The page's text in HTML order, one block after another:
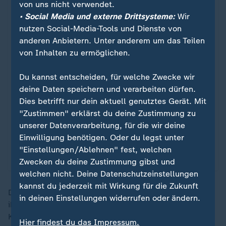
externe Server von Datawrapper übertragen.
Über den Datenschutz von Datawrapper
können Sie sich auf der Seite des Anbieters
informieren. Um Ihre künftigen Besuche zu
erleichtern, speichern wir Ihre Zustimmung in
Zustimmung können Sie im Bereich „Meine
News“ jederzeit widerrufen.
Infografiken anzeigen
Datenschutzeinstellungen anpassen
Die Japaner öffneten in der Schlussphase verstärkt
ihre Defensive und drängten auf den Ausgleich, der
Kamada nach einer Ecke noch gelang.
von uns nicht verwendet.
• Social Media und externe Drittsysteme:Wir
nutzen Social-Media-Tools und Dienste von
anderen Anbietern. Unter anderem um das Teilen
von Inhalten zu ermöglichen.
Du kannst entscheiden, für welche Zwecke wir
deine Daten speichern und verarbeiten dürfen.
Dies betrifft nur dein aktuell genutztes Gerät. Mit
"Zustimmen" erklärst du deine Zustimmung zu
unserer Datenverarbeitung, für die wir deine
Einwilligung benötigen. Oder du legst unter
"Einstellungen/Ablehnen" fest, welchen
Zwecken du deine Zustimmung gibst und
welchen nicht. Deine Datenschutzeinstellungen
kannst du jederzeit mit Wirkung für die Zukunft
in deinen Einstellungen widerrufen oder ändern.
Hier findest du das Impressum.